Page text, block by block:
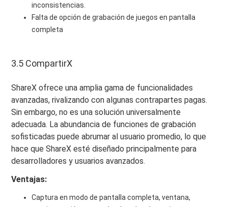
inconsistencias.
Falta de opción de grabación de juegos en pantalla
completa
3.5 CompartirX
ShareX ofrece una amplia gama de funcionalidades
avanzadas, rivalizando con algunas contrapartes pagas.
Sin embargo, no es una solución universalmente
adecuada. La abundancia de funciones de grabación
sofisticadas puede abrumar al usuario promedio, lo que
hace que ShareX esté diseñado principalmente para
desarrolladores y usuarios avanzados.
Ventajas:
Captura en modo de pantalla completa, ventana,